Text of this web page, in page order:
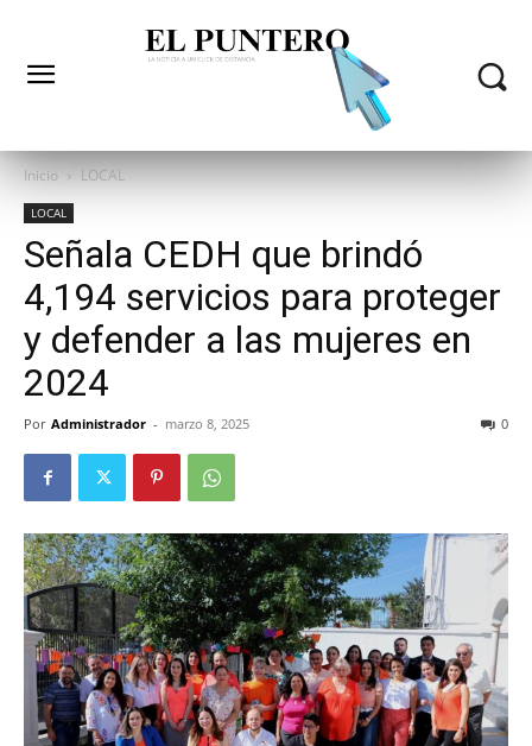
Inicio LOCAL
LOCAL
Señala CEDH que brindó
4,194 servicios para proteger
y defender a las mujeres en
2024
Por Administrador - marzo 8, 2025 0